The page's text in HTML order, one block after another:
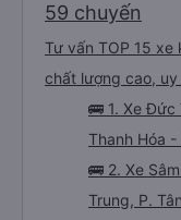
59 chuyến
Tư vấn TOP 15 xe
chất lượng cao,
🚌 1. Xe Đức
Thanh Hóa -
🚌 2. Xe
Trung, P.